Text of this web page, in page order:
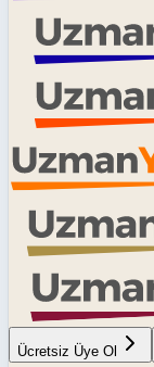
Ücretsiz Üye Ol